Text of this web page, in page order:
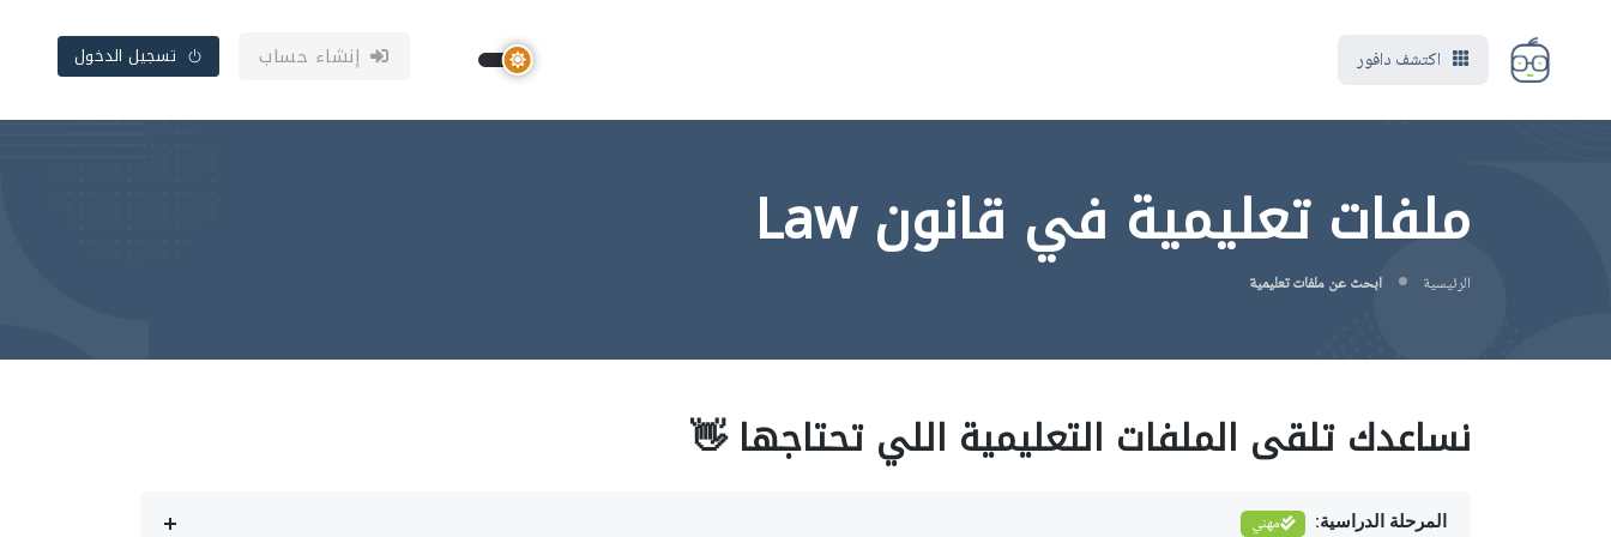
اكتشف دافور إنشاء حساب تسجيل الدخول
ملفات تعليمية في قانون Law
الرئيسية ابحث عن ملفات تعليمية
نساعدك تلقى الملفات التعليمية اللي تحتاجها 👋
المرحلة الدراسية: مهني